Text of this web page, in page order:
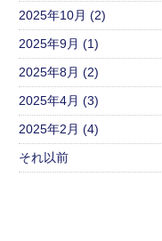
2025年10月 (2)
2025年9月 (1)
2025年8月 (2)
2025年4月 (3)
2025年2月 (4)
それ以前